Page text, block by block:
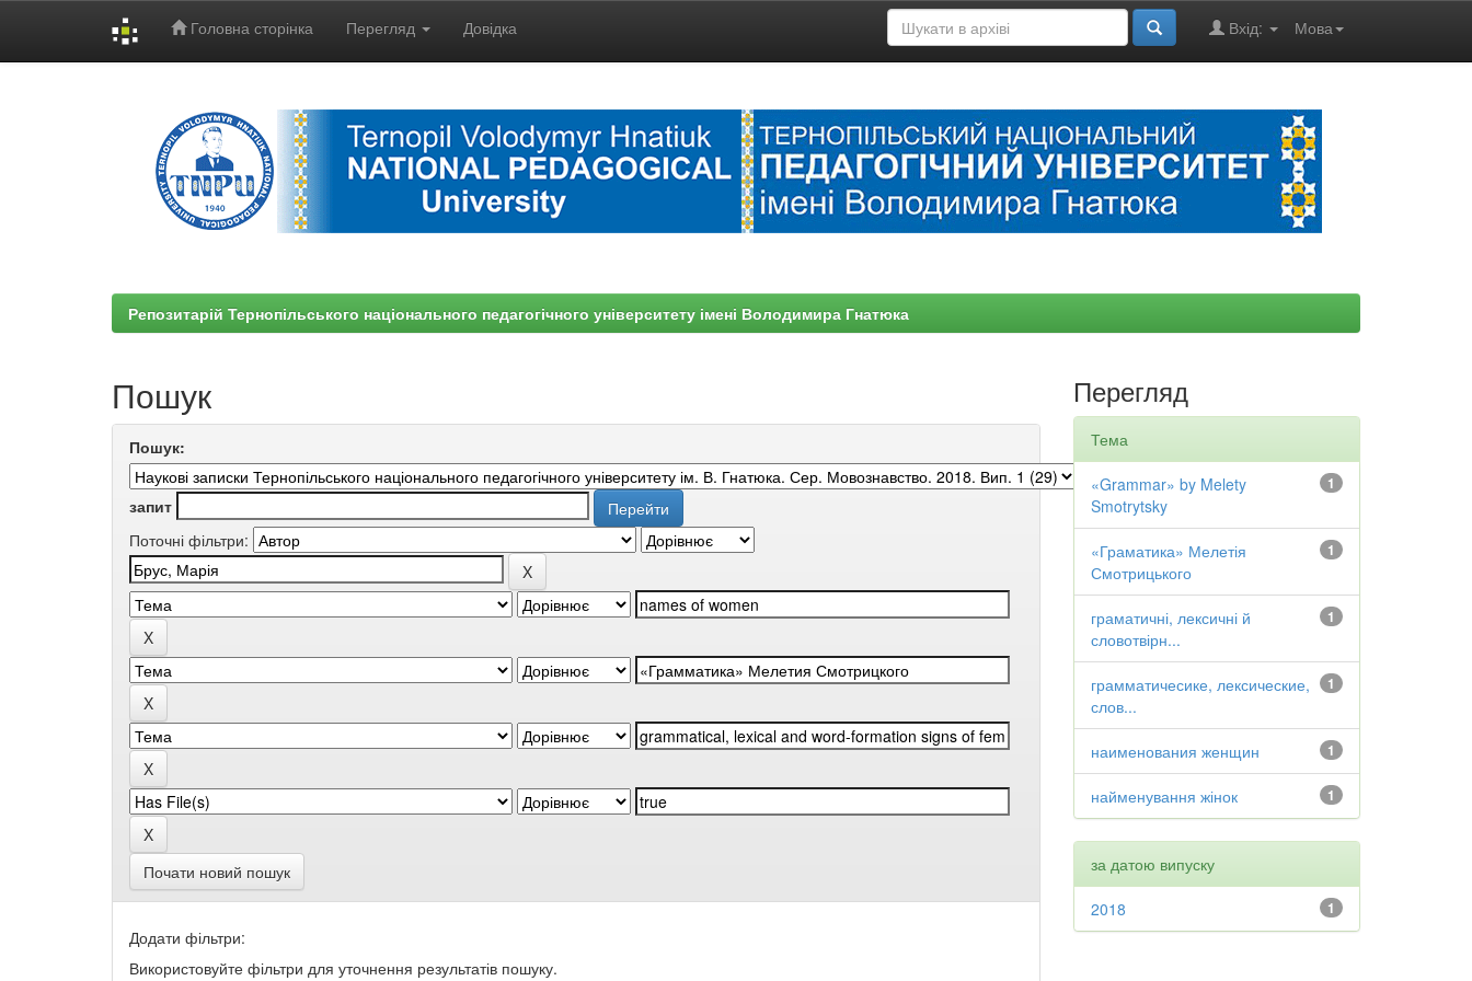
Головна сторінка Перегляд Довідка Мова
Вхід:
Репозитарій Тернопільського національного педагогічного університету імені Володимира Гнатюка
Пошук
Пошук:
запит
Поточні фільтри:
Почати новий пошук
Додати фільтри:
Використовуйте фільтри для уточнення результатів пошуку.
Перегляд
Тема
1
«Grammar» by Melety
Smotrytsky
1
«Граматика» Мелетія
Смотрицького
1
граматичні, лексичні й
словотвірн...
1
грамматичесике, лексические,
слов...
1
наименования женщин
1
найменування жінок
за датою випуску
1
2018